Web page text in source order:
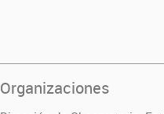
Organizaciones